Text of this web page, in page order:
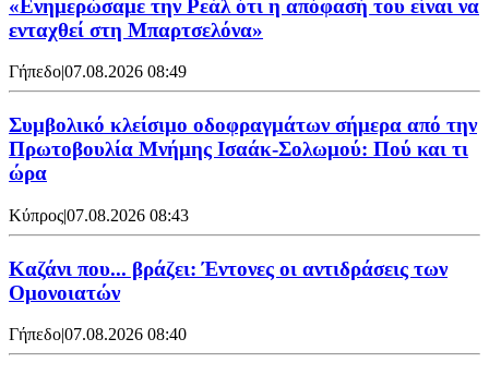
«Ενημερώσαμε την Ρεάλ ότι η απόφασή του είναι να
ενταχθεί στη Μπαρτσελόνα»
Γήπεδο|07.08.2026 08:49
Συμβολικό κλείσιμο οδοφραγμάτων σήμερα από την
Πρωτοβουλία Μνήμης Ισαάκ-Σολωμού: Πού και τι
ώρα
Κύπρος|07.08.2026 08:43
Καζάνι που... βράζει: Έντονες οι αντιδράσεις των
Ομονοιατών
Γήπεδο|07.08.2026 08:40